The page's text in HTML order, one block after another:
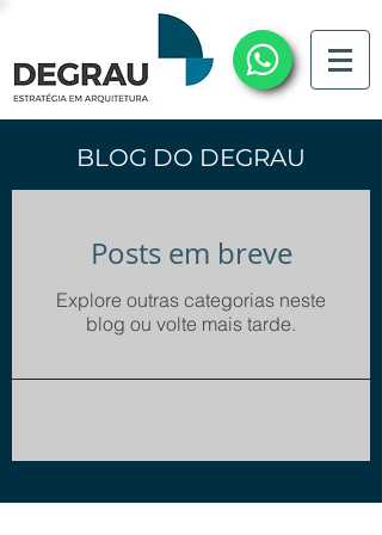
BLOG DO DEGRAU
Posts em breve
Explore outras categorias neste
blog ou volte mais tarde.